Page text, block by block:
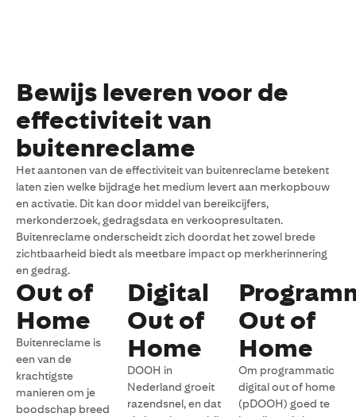
Bewijs leveren voor de
effectiviteit van
buitenreclame
Het aantonen van de effectiviteit van buitenreclame betekent
laten zien welke bijdrage het medium levert aan merkopbouw
en activatie. Dit kan door middel van bereikcijfers,
merkonderzoek, gedragsdata en verkoopresultaten.
Buitenreclame onderscheidt zich doordat het zowel brede
zichtbaarheid biedt als meetbare impact op merkherinnering
en gedrag.
Out of
Home
Buitenreclame is
een van de
krachtigste
manieren om je
boodschap breed
Digital
Out of
Home
DOOH in
Nederland groeit
razendsnel, en dat
Out of
Home
Om programmatic
digital out of home
(pDOOH) goed te